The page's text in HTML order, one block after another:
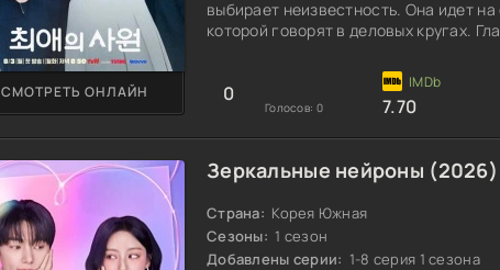
выбирает неизвестность. Она идет
которой говорят в деловых кругах.
творчеством. Знает все песни,
СМОТРЕТЬ ОНЛАЙН 0
Голосов: 0 7.70
Зеркальные нейроны (2026)
Страна: Корея Южная
Сезоны: 1 сезон
Добавлены серии: 1-8 серия 1 сезона